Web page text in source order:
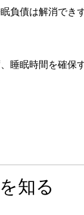
負債は解消でき
睡眠時間を確保
知る